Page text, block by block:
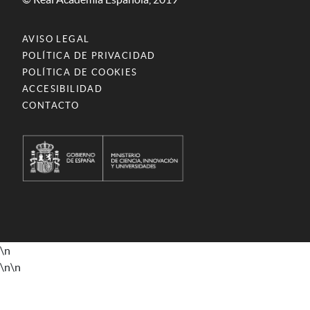
AVISO LEGAL
POLÍTICA DE PRIVACIDAD
POLÍTICA DE COOKIES
ACCESIBILIDAD
CONTACTO
\n
\n\n